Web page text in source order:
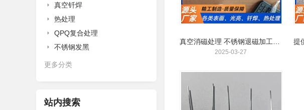
真空钎焊
热处理
QPQ复合处理
不锈钢发黑
更多分类
站内搜索
2025-03-27